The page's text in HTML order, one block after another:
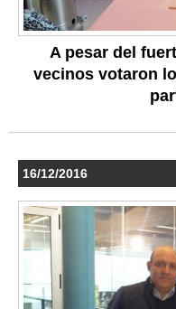
A pesar del
vecinos votaron
16/12/2016